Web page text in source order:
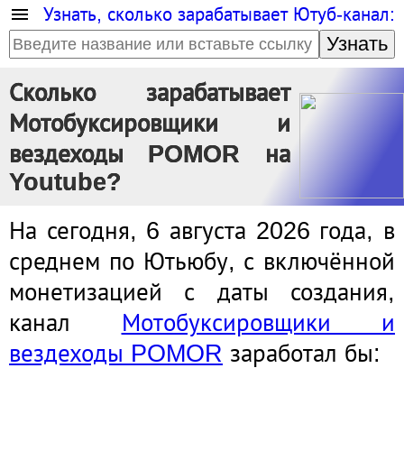
Узнать, сколько зарабатывает Ютуб-канал:
Узнать
Сколько зарабатывает
Мотобуксировщики и
вездеходы POMOR на
Youtube?
На сегодня, 6 августа 2026 года, в
среднем по Ютьюбу, с включённой
монетизацией с даты создания,
канал Мотобуксировщики и
вездеходы POMOR заработал бы: